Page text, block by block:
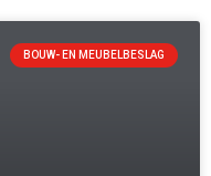
BOUW- EN MEUBELBESLAG